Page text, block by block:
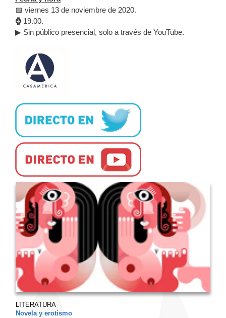
📅 viernes 13 de noviembre de 2020.
⌚ 19.00.
▶ Sin público presencial, solo a través de YouTube.
LITERATURA
Novela y erotismo